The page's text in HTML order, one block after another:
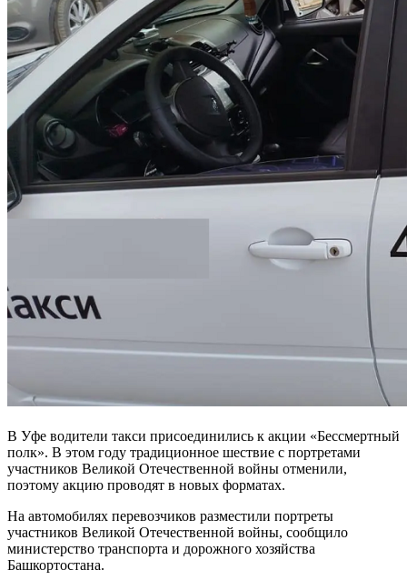
В Уфе водители такси присоединились к акции «Бессмертный
полк». В этом году традиционное шествие с портретами
участников Великой Отечественной войны отменили,
поэтому акцию проводят в новых форматах.
На автомобилях перевозчиков разместили портреты
участников Великой Отечественной войны, сообщило
министерство транспорта и дорожного хозяйства
Башкортостана.